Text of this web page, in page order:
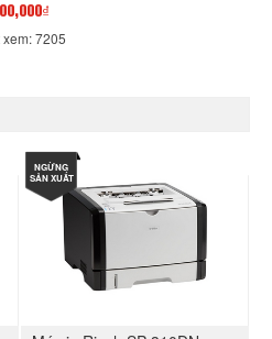
xem: 7205
NGỪNG
SẢN XUẤT